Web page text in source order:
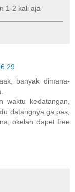
1-2 kali aja
banyak dimana-
waktu kedatangan,
datangnya ga pas,
okelah dapet free